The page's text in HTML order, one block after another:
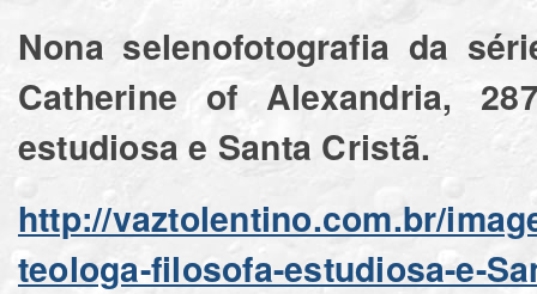
Nona selenofotografia da
Catherine of Alexandria,
estudiosa e Santa Cristã.
http://vaztolentino.com.br/
teologa-filosofa-estudiosa-e-